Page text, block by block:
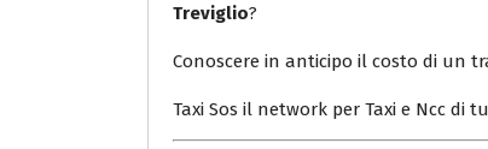
Treviglio?
Conoscere in anticipo il costo di un
Taxi Sos il network per Taxi e Ncc